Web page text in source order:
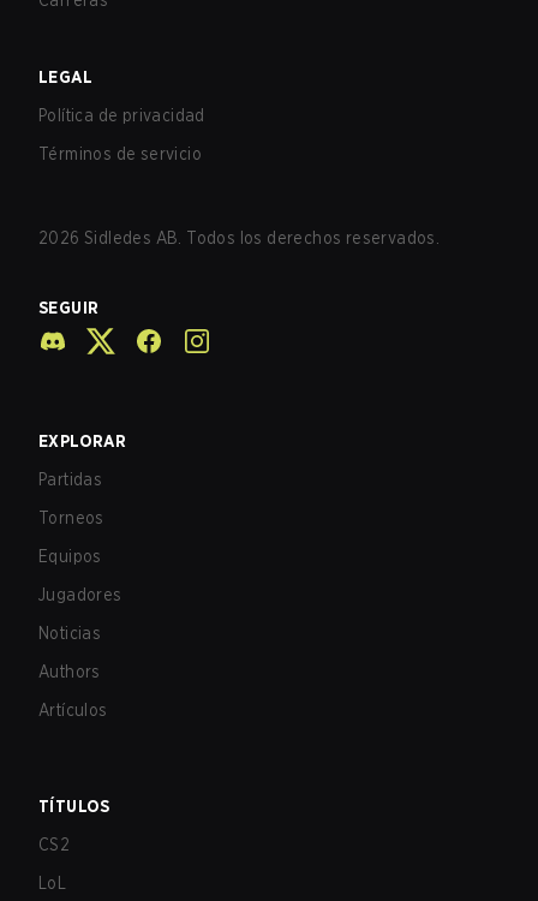
LEGAL
Política de privacidad
Términos de servicio
2026 Sidledes AB. Todos los derechos reservados.
SEGUIR
EXPLORAR
Partidas
Torneos
Equipos
Jugadores
Noticias
Authors
Artículos
TÍTULOS
CS2
LoL